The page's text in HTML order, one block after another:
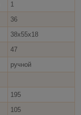
1
36
38x55x18
47
ручной
195
105